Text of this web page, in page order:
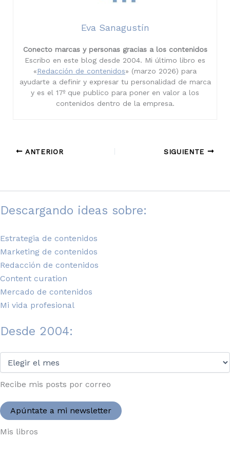
Eva Sanagustín
Conecto marcas y personas gracias a los contenidos
Escribo en este blog desde 2004. Mi último libro es
«Redacción de contenidos» (marzo 2026) para
ayudarte a definir y expresar tu personalidad de marca
y es el 17º que publico para poner en valor a los
contenidos dentro de la empresa.
ANTERIOR SIGUIENTE
Descargando ideas sobre:
Estrategia de contenidos
Marketing de contenidos
Redacción de contenidos
Content curation
Mercado de contenidos
Mi vida profesional
Desde 2004:
2004:
Recibe mis posts por correo
Apúntate a mi newsletter
Mis libros